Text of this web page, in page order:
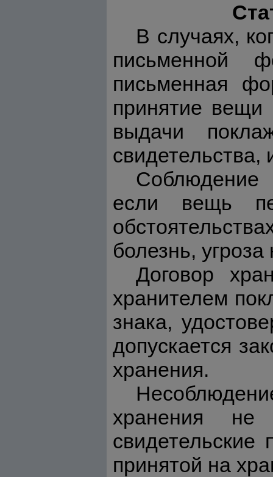
В случаях,
письменной
письменная
принятие вещи
выдачи
свидетельства,
Соблюдение
если вещь
болезнь,
Договор
хранителем
знака,
допускается
хранения.
хранения
принятой на